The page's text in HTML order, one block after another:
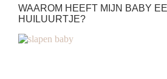
WAAROM HEEFT MIJN BABY
HUILUURTJE?